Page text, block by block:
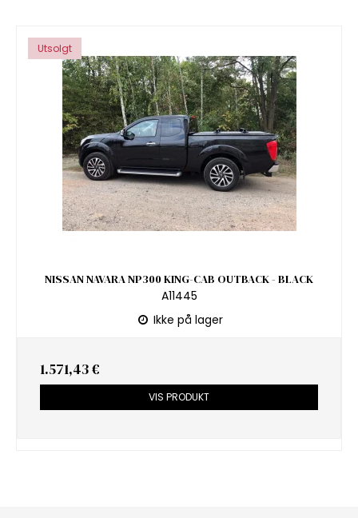
Utsolgt
NISSAN NAVARA NP300 KING-CAB OUTBACK - BLACK
A11445
Ikke på lager
1.571,43 €
VIS PRODUKT